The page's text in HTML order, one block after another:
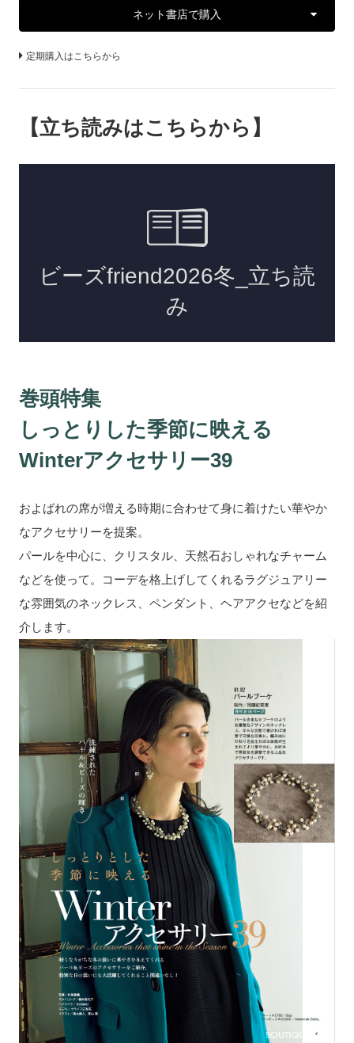
ネット書店で購入
定期購入はこちらから
【立ち読みはこちらから】
巻頭特集
しっとりした季節に映える
Winterアクセサリー39
およばれの席が増える時期に合わせて身に着けたい華やか
なアクセサリーを提案。
パールを中心に、クリスタル、天然石おしゃれなチャーム
などを使って。コーデを格上げしてくれるラグジュアリー
な雰囲気のネックレス、ペンダント、ヘアアクセなどを紹
介します。